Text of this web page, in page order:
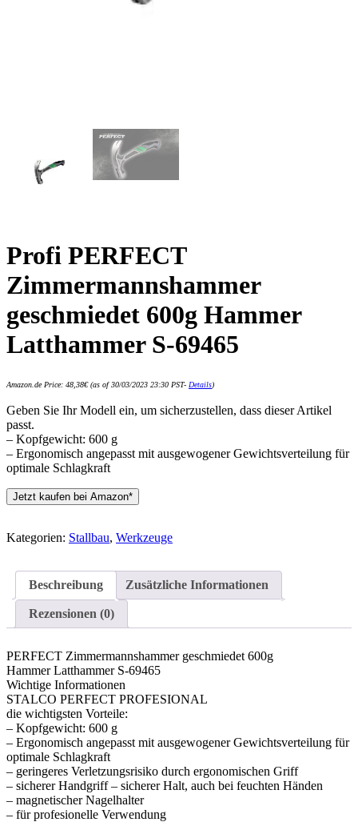
Profi PERFECT
Zimmermannshammer
geschmiedet 600g Hammer
Latthammer S-69465
Amazon.de Price: 48,38€(as of 30/03/2023 23:30 PST- Details)
Geben Sie Ihr Modell ein, um sicherzustellen, dass dieser Artikel
passt.
– Kopfgewicht: 600 g
– Ergonomisch angepasst mit ausgewogener Gewichtsverteilung für
optimale Schlagkraft
Jetzt kaufen bei Amazon*
Kategorien: Stallbau, Werkzeuge
Beschreibung Zusätzliche Informationen
Rezensionen (0)
PERFECT Zimmermannshammer geschmiedet 600g
Hammer Latthammer S-69465
Wichtige Informationen
STALCO PERFECT PROFESIONAL
die wichtigsten Vorteile:
– Kopfgewicht: 600 g
– Ergonomisch angepasst mit ausgewogener Gewichtsverteilung für
optimale Schlagkraft
– geringeres Verletzungsrisiko durch ergonomischen Griff
– sicherer Handgriff – sicherer Halt, auch bei feuchten Händen
– magnetischer Nagelhalter
– für profesionelle Verwendung